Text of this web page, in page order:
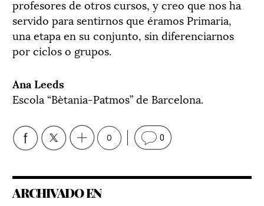
profesores de otros cursos, y creo que nos ha
servido para sentirnos que éramos Primaria,
una etapa en su conjunto, sin diferenciarnos
por ciclos o grupos.
Ana Leeds
Escola “Bètania-Patmos” de Barcelona.
0 0
ARCHIVADO EN